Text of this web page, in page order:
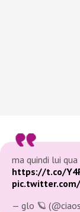
ma quindi lui
https://t.co/
— glo 🪐